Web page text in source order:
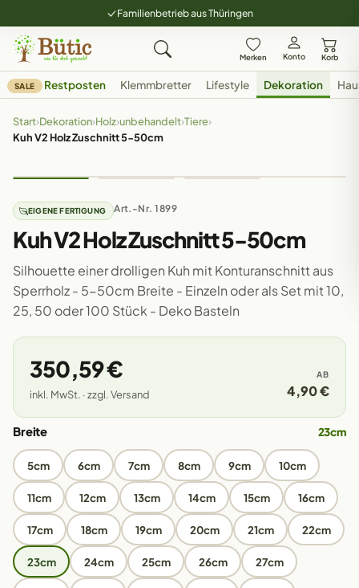
Familienbetrieb aus Thüringen
Merken Konto Korb
SALE Restposten Klemmbretter Lifestyle Dekoration
Start›Dekoration›Holz›unbehandelt›Tiere›
Kuh V2 Holz Zuschnitt 5-50cm
EIGENE FERTIGUNG Art.-Nr. 1899
Kuh V2 Holz Zuschnitt 5-50cm
Silhouette einer drolligen Kuh mit Konturanschnitt aus
Sperrholz - 5-50cm Breite - Einzeln oder als Set mit 10,
25, 50 oder 100 Stück - Deko Basteln
350,59 €
inkl. MwSt. · zzgl. Versand
AB
4,90 €
Breite 23cm
5cm 6cm 7cm 8cm 9cm 10cm
11cm 12cm 13cm 14cm 15cm 16cm
17cm 18cm 19cm 20cm 21cm 22cm
23cm 24cm 25cm 26cm 27cm